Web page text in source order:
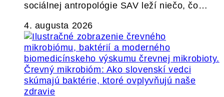
sociálnej antropológie SAV leží niečo, čo…
4. augusta 2026
Črevný mikrobióm: Ako slovenskí vedci
skúmajú baktérie, ktoré ovplyvňujú naše
zdravie